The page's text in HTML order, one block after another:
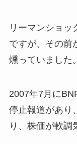
リーマンショッ
ですが、その前
燻っていました。
2007年7月に
停止報道があり
り、株価が軟調